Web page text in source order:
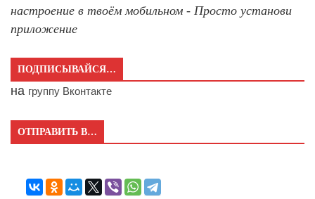
настроение в твоём мобильном - Просто установи
приложение
ПОДПИСЫВАЙСЯ…
на группу Вконтакте
ОТПРАВИТЬ В…